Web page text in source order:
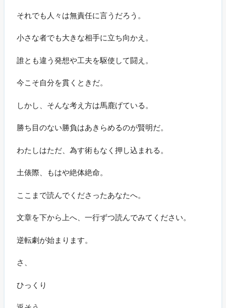
それでも人々は無責任に言うだろう。
小さな者でも大きな相手に立ち向かえ。
誰とも違う発想や工夫を駆使して闘え。
今こそ自分を貫くときだ。
しかし、そんな考え方は馬鹿げている。
勝ち目のない勝負はあきらめるのが賢明だ。
わたしはただ、為す術もなく押し込まれる。
土俵際、もはや絶体絶命。
ここまで読んでくださったあなたへ。
文章を下から上へ、一行ずつ読んでみてください。
逆転劇が始まります。
さ、
ひっくり